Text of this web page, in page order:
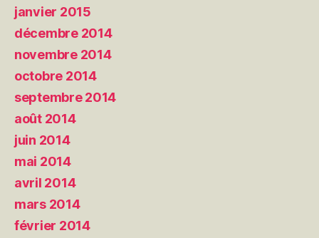
janvier 2015
décembre 2014
novembre 2014
octobre 2014
septembre 2014
août 2014
juin 2014
mai 2014
avril 2014
mars 2014
février 2014